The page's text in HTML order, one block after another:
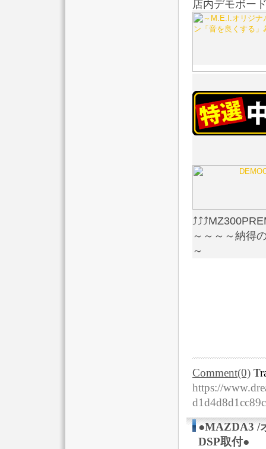
店内デモボー
～～～～納得
～
Comment(0)
https://
●MAZDA3 /
DSP取付●